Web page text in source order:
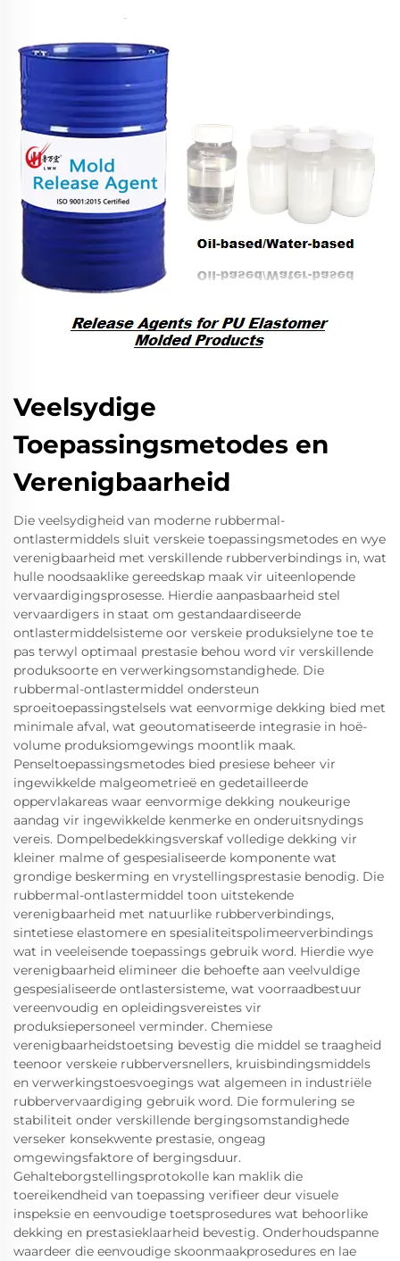
Veelsydige
Toepassingsmetodes en
Verenigbaarheid
Die veelsydigheid van moderne rubbermal-
ontlastermiddels sluit verskeie toepassingsmetodes en wye
verenigbaarheid met verskillende rubberverbindings in, wat
hulle noodsaaklike gereedskap maak vir uiteenlopende
vervaardigingsprosesse. Hierdie aanpasbaarheid stel
vervaardigers in staat om gestandaardiseerde
ontlastermiddelsisteme oor verskeie produksielyne toe te
pas terwyl optimaal prestasie behou word vir verskillende
produksoorte en verwerkingsomstandighede. Die
rubbermal-ontlastermiddel ondersteun
sproeitoepassingstelsels wat eenvormige dekking bied met
minimale afval, wat geoutomatiseerde integrasie in hoë-
volume produksiomgewings moontlik maak.
Penseltoepassingsmetodes bied presiese beheer vir
ingewikkelde malgeometrieë en gedetailleerde
oppervlakareas waar eenvormige dekking noukeurige
aandag vir ingewikkelde kenmerke en onderuitsnydings
vereis. Dompelbedekkingsverskaf volledige dekking vir
kleiner malme of gespesialiseerde komponente wat
grondige beskerming en vrystellingsprestasie benodig. Die
rubbermal-ontlastermiddel toon uitstekende
verenigbaarheid met natuurlike rubberverbindings,
sintetiese elastomere en spesialiteitspolimeerverbindings
wat in veeleisende toepassings gebruik word. Hierdie wye
verenigbaarheid elimineer die behoefte aan veelvuldige
gespesialiseerde ontlastersisteme, wat voorraadbestuur
vereenvoudig en opleidingsvereistes vir
produksiepersoneel verminder. Chemiese
verenigbaarheidstoetsing bevestig die middel se traagheid
teenoor verskeie rubberversnellers, kruisbindingsmiddels
en verwerkingstoesvoegings wat algemeen in industriële
rubbervervaardiging gebruik word. Die formulering se
stabiliteit onder verskillende bergingsomstandighede
verseker konsekwente prestasie, ongeag
omgewingsfaktore of bergingsduur.
Gehalteborgstellingsprotokolle kan maklik die
toereikendheid van toepassing verifieer deur visuele
inspeksie en eenvoudige toetsprosedures wat behoorlike
dekking en prestasieklaarheid bevestig. Onderhoudspanne
waardeer die eenvoudige skoonmaakprosedures en lae